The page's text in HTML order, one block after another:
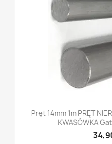
Pręt 14mm 1m PRĘT
KWASÓWKA